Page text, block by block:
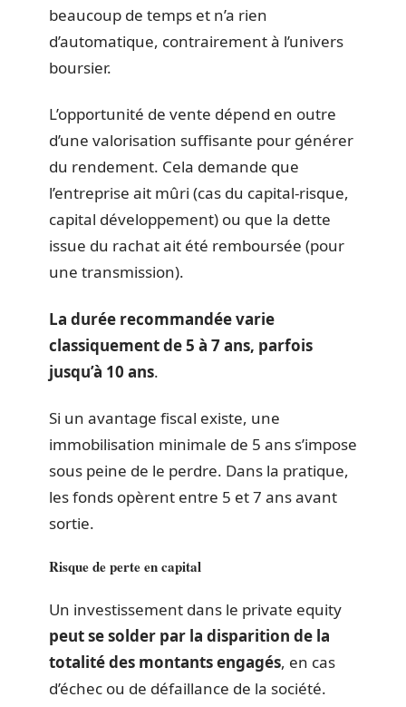
beaucoup de temps et n’a rien
d’automatique, contrairement à l’univers
boursier.
L’opportunité de vente dépend en outre
d’une valorisation suffisante pour générer
du rendement. Cela demande que
l’entreprise ait mûri (cas du capital-risque,
capital développement) ou que la dette
issue du rachat ait été remboursée (pour
une transmission).
La durée recommandée varie
classiquement de 5 à 7 ans, parfois
jusqu’à 10 ans.
Si un avantage fiscal existe, une
immobilisation minimale de 5 ans s’impose
sous peine de le perdre. Dans la pratique,
les fonds opèrent entre 5 et 7 ans avant
sortie.
Risque de perte en capital
Un investissement dans le private equity
peut se solder par la disparition de la
totalité des montants engagés, en cas
d’échec ou de défaillance de la société.